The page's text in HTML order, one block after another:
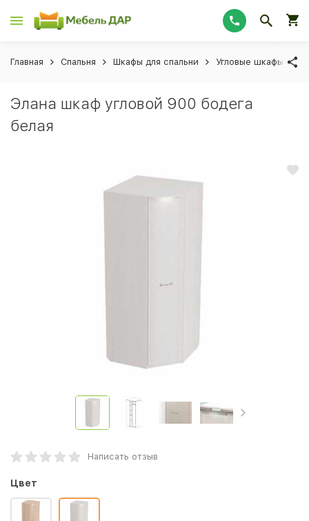
Главная Спальня Шкафы для спальни Угловые шкафы для
Элана шкаф угловой 900 бодега
белая
Написать отзыв
Цвет